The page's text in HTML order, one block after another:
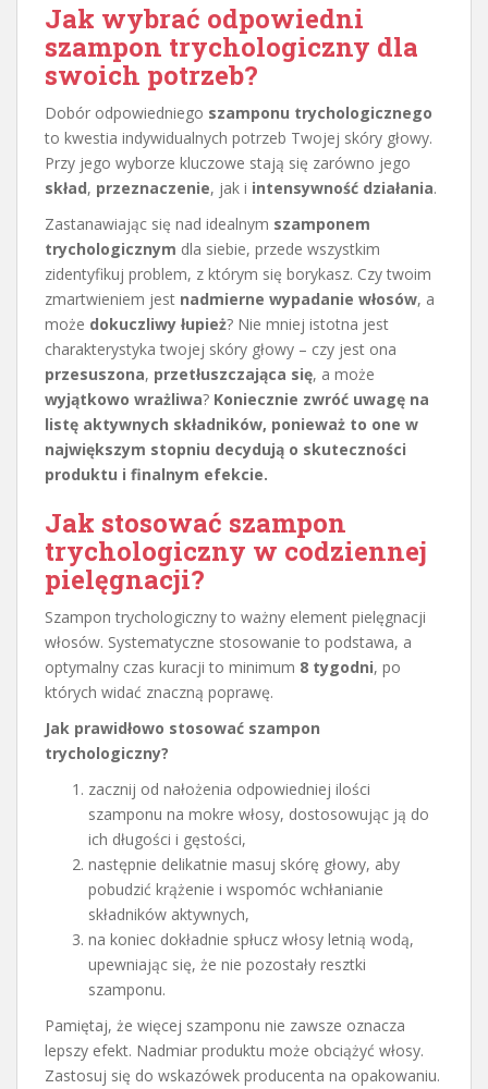
Jak wybrać odpowiedni
szampon trychologiczny dla
swoich potrzeb?
Dobór odpowiedniego szamponu trychologicznego
to kwestia indywidualnych potrzeb Twojej skóry głowy.
Przy jego wyborze kluczowe stają się zarówno jego
skład, przeznaczenie, jak i intensywność działania.
Zastanawiając się nad idealnym szamponem
trychologicznym dla siebie, przede wszystkim
zidentyfikuj problem, z którym się borykasz. Czy twoim
zmartwieniem jest nadmierne wypadanie włosów, a
może dokuczliwy łupież? Nie mniej istotna jest
charakterystyka twojej skóry głowy – czy jest ona
przesuszona, przetłuszczająca się, a może
wyjątkowo wrażliwa? Koniecznie zwróć uwagę na
listę aktywnych składników, ponieważ to one w
największym stopniu decydują o skuteczności
produktu i finalnym efekcie.
Jak stosować szampon
trychologiczny w codziennej
pielęgnacji?
Szampon trychologiczny to ważny element pielęgnacji
włosów. Systematyczne stosowanie to podstawa, a
optymalny czas kuracji to minimum 8 tygodni, po
których widać znaczną poprawę.
Jak prawidłowo stosować szampon
trychologiczny?
zacznij od nałożenia odpowiedniej ilości
szamponu na mokre włosy, dostosowując ją do
ich długości i gęstości,
następnie delikatnie masuj skórę głowy, aby
pobudzić krążenie i wspomóc wchłanianie
składników aktywnych,
na koniec dokładnie spłucz włosy letnią wodą,
upewniając się, że nie pozostały resztki
szamponu.
Pamiętaj, że więcej szamponu nie zawsze oznacza
lepszy efekt. Nadmiar produktu może obciążyć włosy.
Zastosuj się do wskazówek producenta na opakowaniu.